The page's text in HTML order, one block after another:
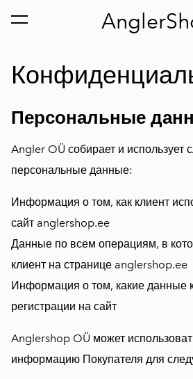
был добавлен в
Просмотр корзины
Персональные
Angler OÜ собирает и использует
персональные данные:
Информация о том, как клиент
сайт anglershop.ee
Данные по всем операциям, в
клиент на странице anglershop.ee
Информация о том, какие данные
регистрации на сайт
Anglershop OÜ может
информацию Покупателя для